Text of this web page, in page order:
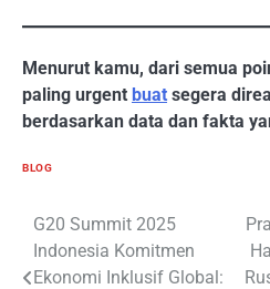
Menurut kamu, dari semua
paling urgent buat segera
berdasarkan data dan fakta
BLOG
Navigasi
pos
G20 Summit 2025
Indonesia Komitmen
Ekonomi Inklusif Global: